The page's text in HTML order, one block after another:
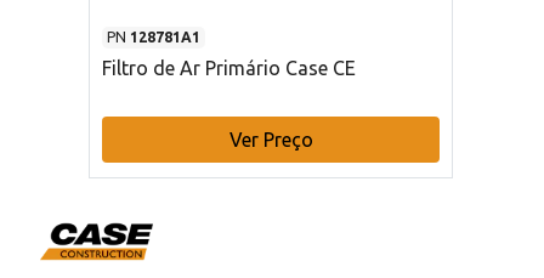
PN 128781A1
Filtro de Ar Primário Case CE
Ver Preço